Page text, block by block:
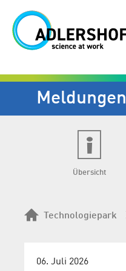
Meldungen
Übersicht
Technologiepark
06. Juli 2026